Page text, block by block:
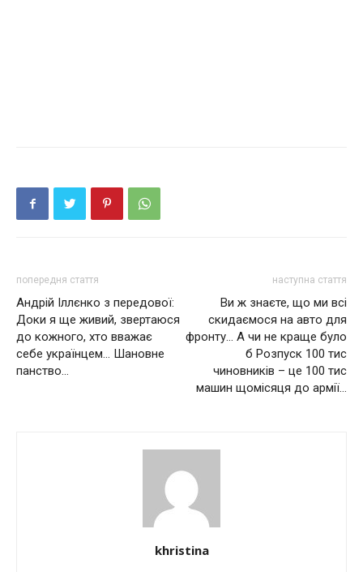
попередня стаття
Андрій Іллєнко з передової:
Доки я ще живий, звертаюся
до кожного, хто вважає
себе українцем… Шановне
панство…
наступна стаття
Ви ж знаєте, що ми всі
скидаємося на авто для
фронту… А чи не краще було
б Розпуск 100 тис
чиновників – це 100 тис
машин щомісяця до армії…
khristina